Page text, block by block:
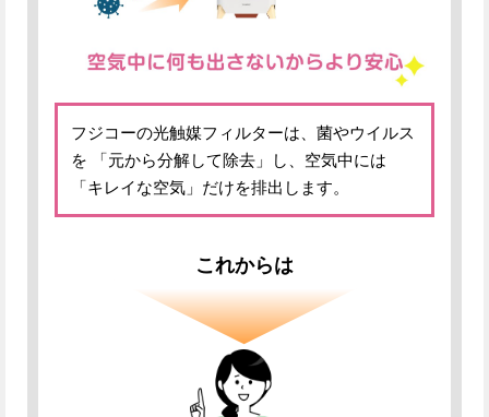
フジコーの光触媒フィルターは、菌やウイルス
を 「元から分解して除去」し、空気中には
「キレイな空気」だけを排出します。
これからは